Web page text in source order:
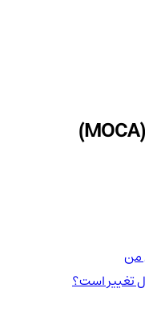
تغییر است؟